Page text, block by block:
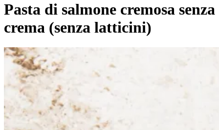
Pasta di salmone cremosa senza
crema (senza latticini)